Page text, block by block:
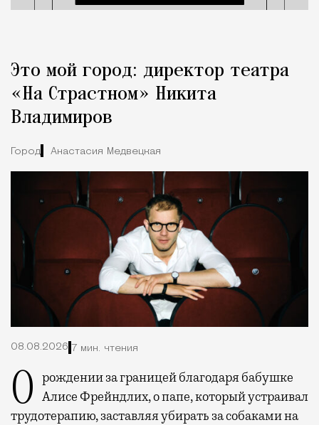
Это мой город: директор театра
«На Страстном» Никита
Владимиров
Город Анастасия Медвецкая
08.08.2026 7 мин. чтения
О рождении за границей благодаря бабушке Алисе Фрейндлих, о папе, который устраивал
трудотерапию, заставляя убирать за собаками на